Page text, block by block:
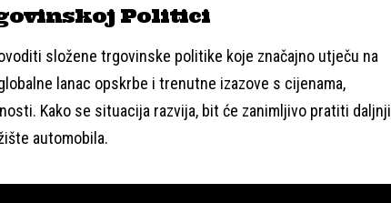
Politici
složene trgovinske politike koje značajno utječu na
lanac opskrbe i trenutne izazove s cijenama,
Kako se situacija razvija, bit će zanimljivo pratiti daljnji
automobila.